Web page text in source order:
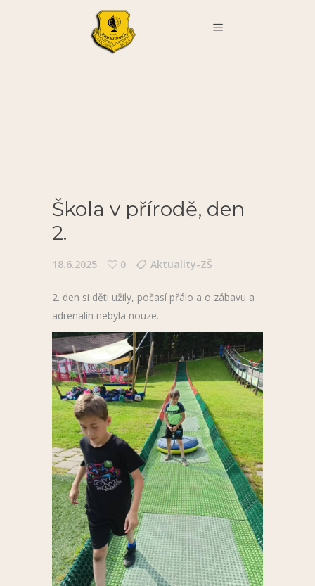
Škola v přírodě, den
2.
18.6.2025 0 Aktuality-ZŠ
2. den si děti užily, počasí přálo a o zábavu a
adrenalin nebyla nouze.